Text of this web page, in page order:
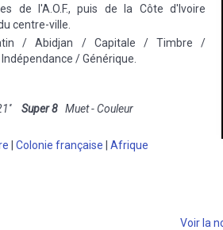
de l'A.O.F., puis de la Côte d'Ivoire
centre-ville.
/ Abidjan / Capitale / Timbre /
/ Générique.
Super 8 Muet - Couleur
Colonie française
Afrique
Voir la